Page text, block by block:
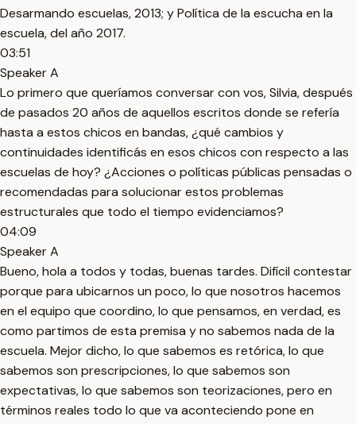
Desarmando escuelas, 2013; y Política de la escucha en la
escuela, del año 2017.
03:51
Speaker A
Lo primero que queríamos conversar con vos, Silvia, después
de pasados 20 años de aquellos escritos donde se refería
hasta a estos chicos en bandas, ¿qué cambios y
continuidades identificás en esos chicos con respecto a las
escuelas de hoy? ¿Acciones o políticas públicas pensadas o
recomendadas para solucionar estos problemas
estructurales que todo el tiempo evidenciamos?
04:09
Speaker A
Bueno, hola a todos y todas, buenas tardes. Difícil contestar
porque para ubicarnos un poco, lo que nosotros hacemos
en el equipo que coordino, lo que pensamos, en verdad, es
como partimos de esta premisa y no sabemos nada de la
escuela. Mejor dicho, lo que sabemos es retórica, lo que
sabemos son prescripciones, lo que sabemos son
expectativas, lo que sabemos son teorizaciones, pero en
términos reales todo lo que va aconteciendo pone en